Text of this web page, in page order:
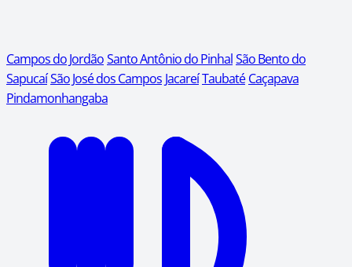
Campos do JordãoSanto Antônio do PinhalSão Bento do
SapucaíSão José dos Campos JacareíTaubaté Caçapava
Pindamonhangaba